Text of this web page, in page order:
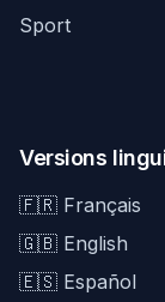
Sport
Versions
🇫🇷 Français
🇬🇧 English
🇪🇸 Español